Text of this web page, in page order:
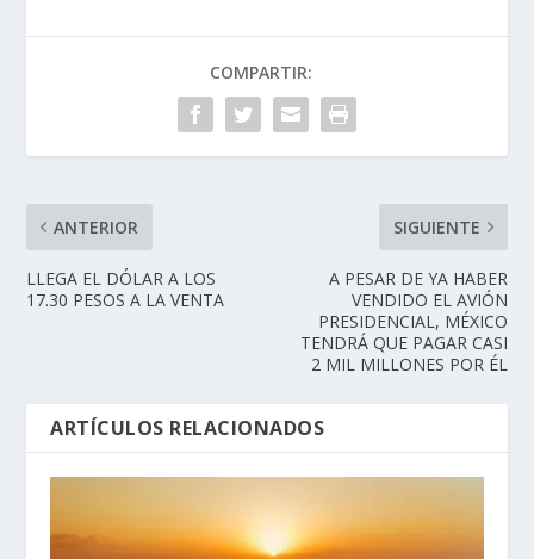
COMPARTIR:
ANTERIOR
LLEGA EL DÓLAR A LOS
17.30 PESOS A LA VENTA
SIGUIENTE
A PESAR DE YA HABER
VENDIDO EL AVIÓN
PRESIDENCIAL, MÉXICO
TENDRÁ QUE PAGAR CASI
2 MIL MILLONES POR ÉL
ARTÍCULOS RELACIONADOS